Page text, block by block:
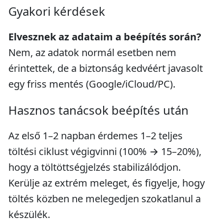
Gyakori kérdések
Elvesznek az adataim a beépítés során?
Nem, az adatok normál esetben nem
érintettek, de a biztonság kedvéért javasolt
egy friss mentés (Google/iCloud/PC).
Hasznos tanácsok beépítés után
Az első 1–2 napban érdemes 1–2 teljes
töltési ciklust végigvinni (100% → 15–20%),
hogy a töltöttségjelzés stabilizálódjon.
Kerülje az extrém meleget, és figyelje, hogy
töltés közben ne melegedjen szokatlanul a
készülék.